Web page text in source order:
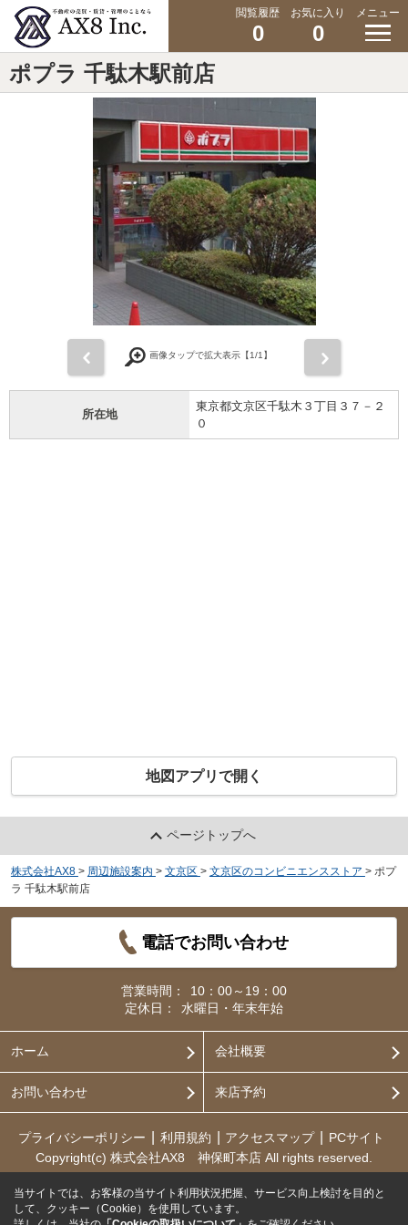
閲覧履歴
0
お気に入り
0
メニュー
ポプラ 千駄木駅前店
画像タップで拡大表示【1/1】
所在地
東京都文京区千駄木３丁目３７－２
０
地図アプリで開く
ページトップへ
株式会社AX8 > 周辺施設案内 > 文京区 > 文京区のコンビニエンスストア > ポプ
ラ 千駄木駅前店
電話でお問い合わせ
営業時間：
10：00～19：00
定休日：
水曜日・年末年始
ホーム 会社概要
お問い合わせ 来店予約
プライバシーポリシー 利用規約 アクセスマップ
PCサイト
Copyright(c) 株式会社AX8 神保町本店 All rights reserved.
当サイトでは、お客様の当サイト利用状況把握、サービス向上検討を目的と
して、クッキー（Cookie）を使用しています。